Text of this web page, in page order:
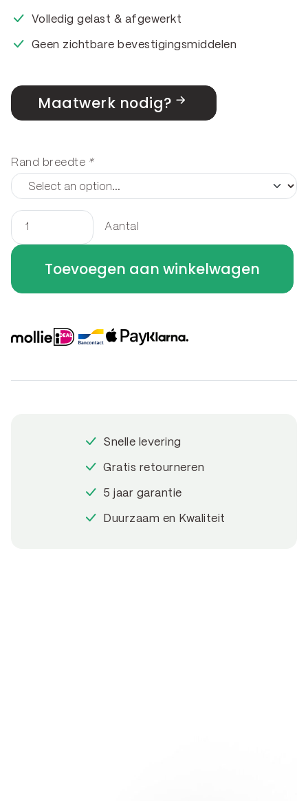
Volledig gelast & afgewerkt
Geen zichtbare bevestigingsmiddelen
Maatwerk nodig?
Rand breedte *
Border
rechthoek
x
x
Aantal
Toevoegen aan winkelwagen
Snelle levering
Gratis retourneren
5 jaar garantie
Duurzaam en Kwaliteit